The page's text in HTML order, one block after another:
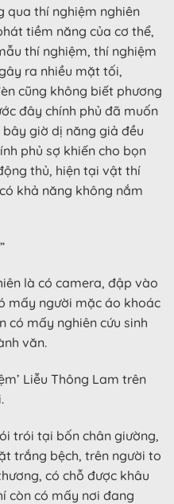
qua thí nghiệm nghiên
tiềm năng của cơ thể,
thí nghiệm, thí nghiệm
ra nhiều mặt tối,
cũng không biết phương
đây chính phủ đã muốn
giờ dị năng giả đều
phủ sợ khiến cho bọn
thủ, hiện tại vật thí
khả năng không nắm
là có camera, đập vào
mấy người mặc áo khoác
có mấy nghiên cứu sinh
văn.
Liễu Thông Lam trên
trói tại bốn chân giường,
trắng bệch, trên người to
có chỗ được khâu
còn có mấy nơi đang